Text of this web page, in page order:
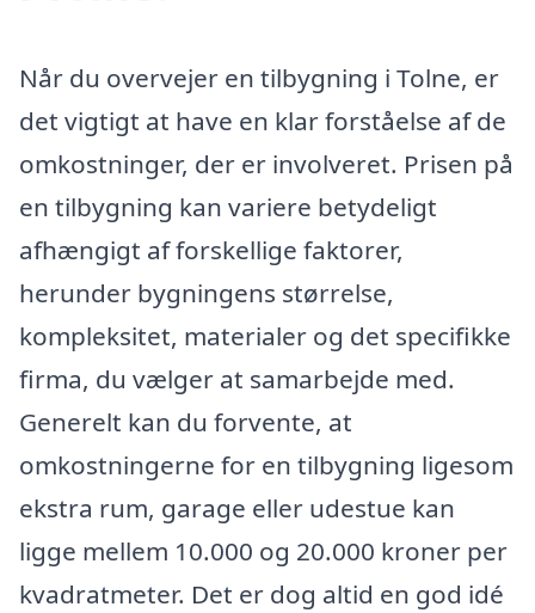
Når du overvejer en tilbygning i Tolne, er
det vigtigt at have en klar forståelse af de
omkostninger, der er involveret. Prisen på
en tilbygning kan variere betydeligt
afhængigt af forskellige faktorer,
herunder bygningens størrelse,
kompleksitet, materialer og det specifikke
firma, du vælger at samarbejde med.
Generelt kan du forvente, at
omkostningerne for en tilbygning ligesom
ekstra rum, garage eller udestue kan
ligge mellem 10.000 og 20.000 kroner per
kvadratmeter. Det er dog altid en god idé